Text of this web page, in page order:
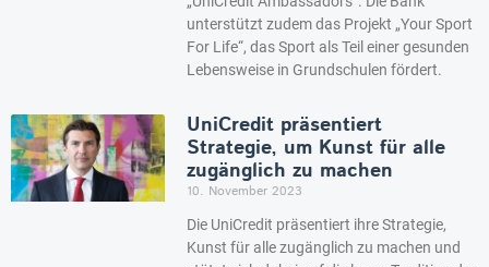
unterstützt zudem das Projekt „Your Sport
For Life“, das Sport als Teil einer gesunden
Lebensweise in Grundschulen fördert.
UniCredit präsentiert
Strategie, um Kunst für alle
zugänglich zu machen
10. November 2023
Die UniCredit präsentiert ihre Strategie,
Kunst für alle zugänglich zu machen und